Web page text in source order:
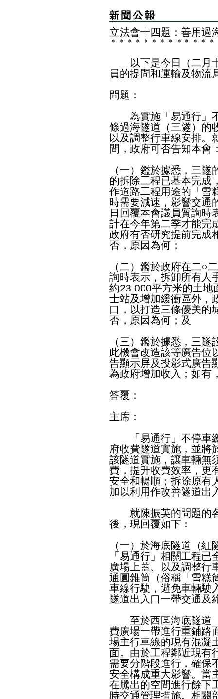
立法會十四題：善用過
＊ ＊ ＊ ＊ ＊ ＊ ＊ ＊ ＊ ＊ ＊ ＊ ＊
以下是今日（二月十
員的提問和運輸及物流
問題：
為實施「易通行」不
條過海隧道（三隧）的
以及調整行車線安排。
間，政府可否告知本會
（一）鑑於據悉，三
的拆除工程已基本完成
作道路工程用途的「雪
時需要減速，影響交通
日回覆本會議員質詢時
計在今年第二季才能完
政府有否研究提前完成
否，原因為何；
（二）鑑於政府在二○
詢時表示，拆卸所有人
約23 000平方米的土地
士站及增加緩衝區外，
口，以打造三條優美的
否，原因為何；及
（三）鑑於據悉，三
此機會改造該等廣告位
告顯示屏及投影式廣告
為政府增加收入；如有
答覆：
主席：
「易通行」不停車繳
府收費隧道實施，並將
該隧道實施，讓車輛無
費，提升收費效率，更
安全和暢順；拆除原有
加以利用作改善隧道出
就陳振英的問題的各
後，現回覆如下：
（一）於海底隧道（
「易通行」相關工程
廣場上蓋、以及調整行
通圓錐筒（俗稱「雪糕
車線行駛，避免車輛駛
隧道出入口一帶交通及
至於西區海底隧道（
費廣場一帶進行重鋪路
場主行車線的現有混凝
面。由於工程鄰近現有
需要分階段進行，確保
安全構成重大影響。當
在騰出的空間進行餘下
時交通管理措施。相關